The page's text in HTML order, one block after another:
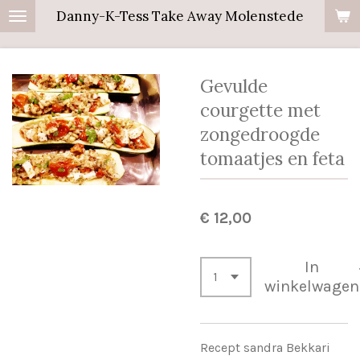
Ga
de
hoofdinhoud
Danny-K-Tess Take Away Molenstede
Gevulde
courgette met
zongedroogde
tomaatjes en feta
€ 12,00
In
winkelwagen
Recept sandra Bekkari